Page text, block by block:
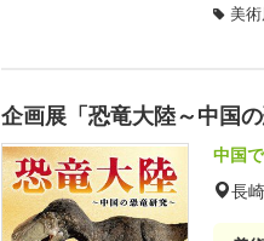
美
企画展「恐竜大陸～中国の
中国
長